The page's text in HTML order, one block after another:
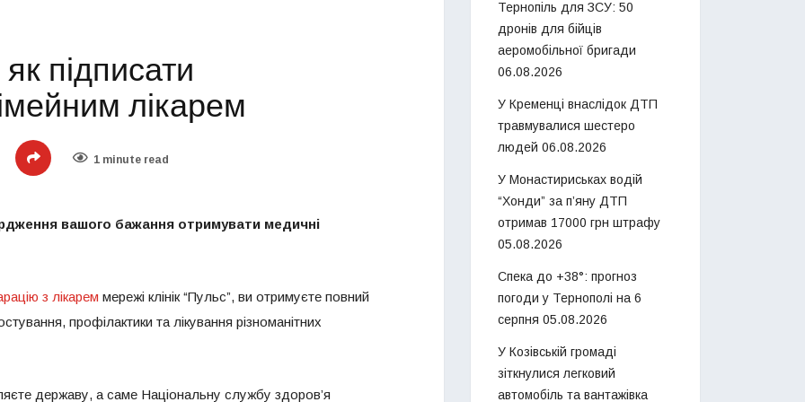
підписати
лікарем
1 minute read
вашого бажання отримувати медичні
з лікарем мережі клінік “Пульс”, ви отримуєте повний
профілактики та лікування різноманітних
державу, а саме Національну службу здоров’я
Тернопіль для ЗСУ: 50
дронів для бійців
аеромобільної бригади
06.08.2026
У Кременці внаслідок ДТП
травмувалися шестеро
людей 06.08.2026
У Монастириськах водій
“Хонди” за п’яну ДТП
отримав 17000 грн штрафу
05.08.2026
Спека до +38°: прогноз
погоди у Тернополі на 6
серпня 05.08.2026
У Козівській громаді
зіткнулися легковий
автомобіль та вантажівка